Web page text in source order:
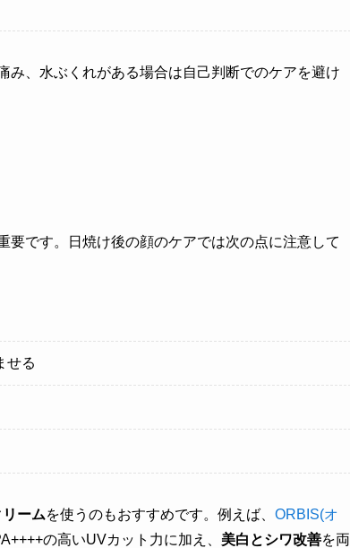
み、水ぶくれがある場合は自己判断でのケアを避け
です。日焼け後の顔のケアでは次の点に注意して
せる
ームを使うのもおすすめです。例えば、 ORBIS(オ
の高いUVカット力に加え、 美白とシワ改善を両